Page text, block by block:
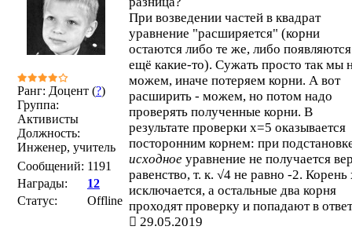
Ранг: Доцент (?)
Группа:
Активисты
Должность:
Инженер, учитель
Сообщений: 1191
Награды:
12
Статус:
Offline
При возведении частей в квадрат
уравнение "расширяется" (корни
остаются либо те же, либо появляются
ещё какие-то). Сужать просто так мы
можем, иначе потеряем корни. А вот
расширить - можем, но потом надо
проверять полученные корни. В
результате проверки x=5 оказывается
посторонним корнем: при
исходное уравнение не получается
равенство, т. к. √4 не равно -2.
исключается, а остальные два корня
проходят проверку и попадают в
29.05.2019